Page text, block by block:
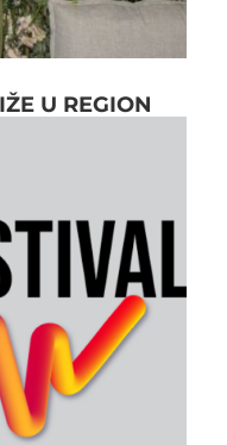
U REGION